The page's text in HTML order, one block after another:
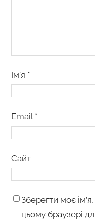
Ім’я *
Email *
Сайт
Зберегти моє
цьому браузері